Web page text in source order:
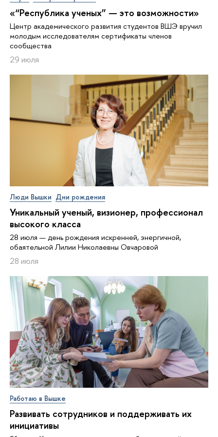
«“Республика ученых” — это возможности»
Центр академического развития студентов ВШЭ вручил
молодым исследователям сертификаты членов
сообщества
29 июля
Люди Вышки Дни рождения
Уникальный ученый, визионер, про­фес­си­о­нал
высокого класса
28 июля — день рождения искренней, энергичной,
обаятельной Лилии Николаевны Овчаровой
28 июля
Работаю в Вышке
Развивать сотрудников и поддерживать их
инициативы